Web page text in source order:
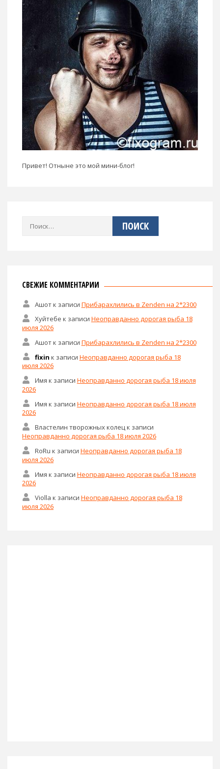
Привет! Отныне это мой мини-блог!
Найти:
СВЕЖИЕ КОММЕНТАРИИ
Ашотк записи Прибарахлились в Zenden на 2*2300
Хуйтебе к записи Неоправданно дорогая рыба 18
июля 2026
Ашотк записи Прибарахлились в Zenden на 2*2300
fixin к записи Неоправданно дорогая рыба 18
июля 2026
Имя к записи Неоправданно дорогая рыба 18 июля
2026
Имя к записи Неоправданно дорогая рыба 18 июля
2026
Властелин творожных колецк записи
Неоправданно дорогая рыба 18 июля 2026
RoRu к записи Неоправданно дорогая рыба 18
июля 2026
Имя к записи Неоправданно дорогая рыба 18 июля
2026
Violla к записи Неоправданно дорогая рыба 18
июля 2026